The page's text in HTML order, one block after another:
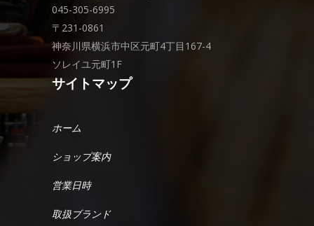
045-305-6995
〒231-0861
神奈川県横浜市中区元町4丁目167-4
ソレイユ元町1F
サイトマップ
ホーム
ショップ案内
営業日時
取扱ブランド